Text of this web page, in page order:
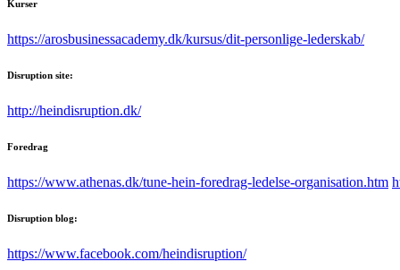
Kurser
https://arosbusinessacademy.dk/kursus/dit-personlige-lederskab/
Disruption site:
http://heindisruption.dk/
Foredrag
https://www.athenas.dk/tune-hein-foredrag-ledelse-organisation.htm
Disruption blog:
https://www.facebook.com/heindisruption/